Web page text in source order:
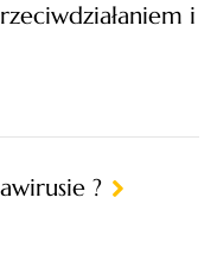
i
?